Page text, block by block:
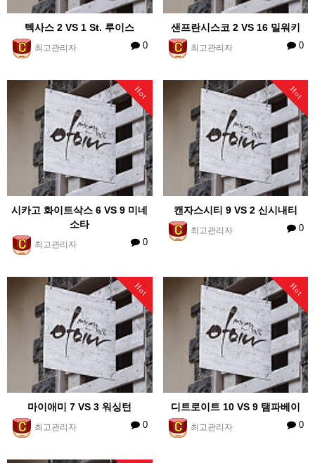
텍사스 2 VS 1 St. 루이스
최고관리자 0
샌프란시스코 2 VS 16 밀워키
최고관리자 0
Hot
시카고 화이트삭스 6 VS 9 미네
소타
최고관리자 0
Hot
캔자스시티 9 VS 2 신시내티
최고관리자 0
Hot
마이애미 7 VS 3 워싱턴
최고관리자 0
Hot
디트로이트 10 VS 9 탬파베이
최고관리자 0